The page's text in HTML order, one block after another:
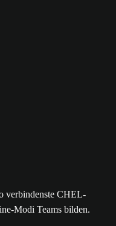
verbindenste CHEL-
Modi Teams bilden.